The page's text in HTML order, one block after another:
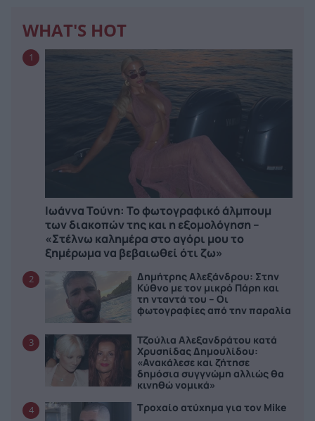
WHAT'S HOT
1
Ιωάννα Τούνη: Το φωτογραφικό άλμπουμ
των διακοπών της και η εξομολόγηση –
«Στέλνω καλημέρα στο αγόρι μου το
ξημέρωμα να βεβαιωθεί ότι ζω»
2
Δημήτρης Αλεξάνδρου: Στην
Κύθνο με τον μικρό Πάρη και
τη νταντά του – Οι
φωτογραφίες από την παραλία
3
Τζούλια Αλεξανδράτου κατά
Χρυσηίδας Δημουλίδου:
«Ανακάλεσε και ζήτησε
δημόσια συγγνώμη αλλιώς θα
κινηθώ νομικά»
4 Τροχαίο ατύχημα για τον Mike